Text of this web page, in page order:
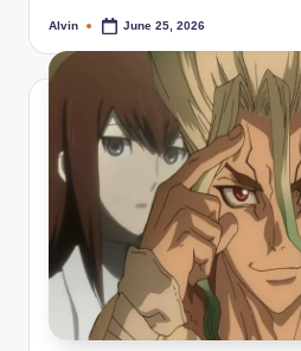
Posted
Alvin June 25, 2026